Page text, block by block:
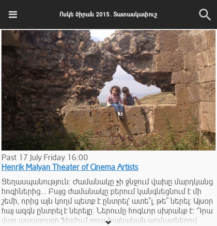
Ոսկե ծիրան 2015. Տատասկափուշ
Past 17 July Friday 16:00
Henrik Malyan Theater of Cinema Artists
Ցեղասպանություն: Ժամանակը չի ջնջում վախը մարդկանց
հոգիներից... Բայց ժամանակը բերում կանգնեցնում է մի
շեմի, որից այն կողմ պետք է ընտրել՝ ատե՞լ, թե՞ ներել: Այսօր
հայ ազգն ընտրել է ներելը: Ներումը հոգևոր սխրանք է: Դրա
վառ ապացույցը ֆիլմում ռուս-հայկական արմատներով